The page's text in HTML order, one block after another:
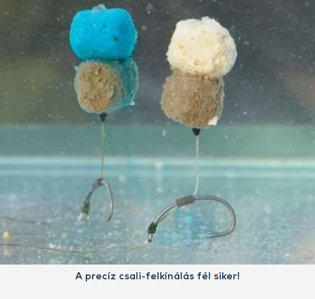
A precíz csali-felkínálás fél siker!